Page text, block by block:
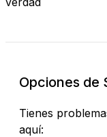
Opciones de
Tienes
aquí: